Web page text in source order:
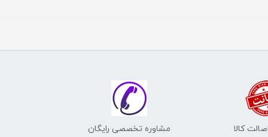
کالا مشاوره تخصصی رایگان